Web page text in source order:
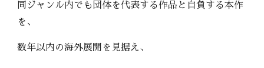
同ジャンル内でも団体を代表する作品と自負する本作
を、
数年以内の海外展開を見据え、